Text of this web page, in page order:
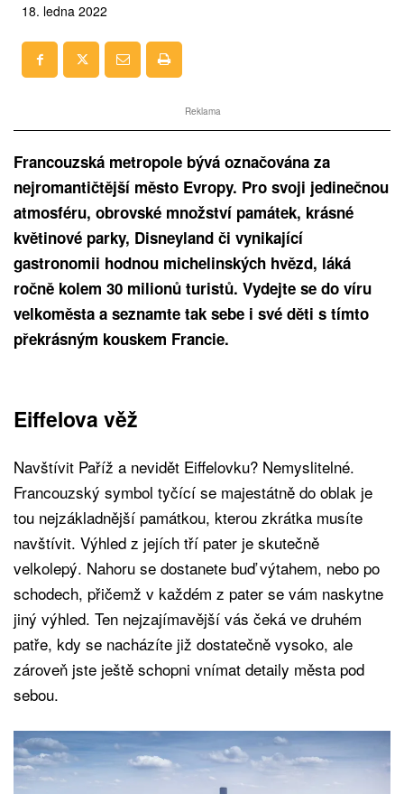
18. ledna 2022
Reklama
Francouzská metropole bývá označována za
nejromantičtější město Evropy. Pro svoji jedinečnou
atmosféru, obrovské množství památek, krásné
květinové parky, Disneyland či vynikající
gastronomii hodnou michelinských hvězd, láká
ročně kolem 30 milionů turistů. Vydejte se do víru
velkoměsta a seznamte tak sebe i své děti s tímto
překrásným kouskem Francie.
Eiffelova věž
Navštívit Paříž a nevidět Eiffelovku? Nemyslitelné.
Francouzský symbol tyčící se majestátně do oblak je
tou nejzákladnější památkou, kterou zkrátka musíte
navštívit. Výhled z jejích tří pater je skutečně
velkolepý. Nahoru se dostanete buď výtahem, nebo po
schodech, přičemž v každém z pater se vám naskytne
jiný výhled. Ten nejzajímavější vás čeká ve druhém
patře, kdy se nacházíte již dostatečně vysoko, ale
zároveň jste ještě schopni vnímat detaily města pod
sebou.